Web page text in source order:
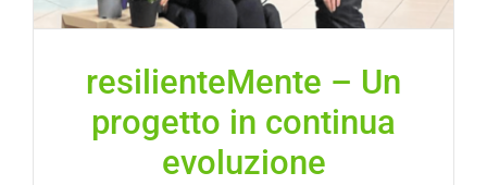
resilienteMente – Un
progetto in continua
evoluzione